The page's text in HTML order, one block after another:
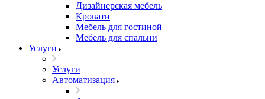
Дизайнерская мебель
Кровати
Мебель для гостиной
Мебель для спальни
Услуги
Услуги
Автоматизация